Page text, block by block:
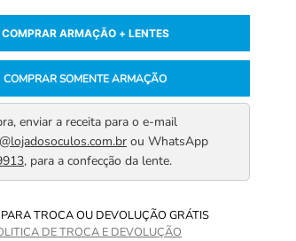
COMPRAR ARMAÇÃO + LENTES
COMPRAR SOMENTE ARMAÇÃO
enviar a receita para o e-mail
ou WhatsApp
, para a confecção da lente.
TROCA OU DEVOLUÇÃO GRÁTIS
DE TROCA E DEVOLUÇÃO